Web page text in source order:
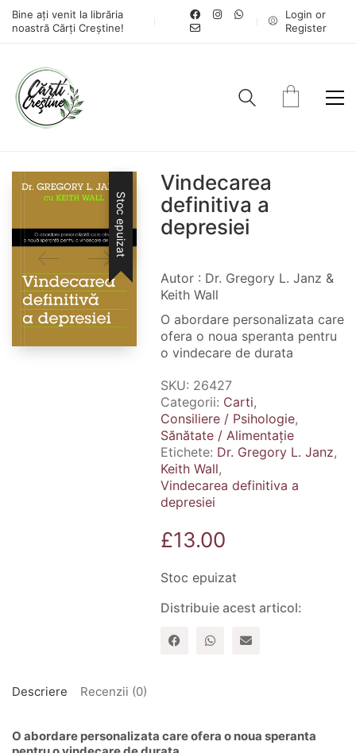
Bine ați venit la librăria
noastră Cărți Creștine!
Login or
Register
Stoc epuizat
Vindecarea
definitiva a
depresiei
Autor : Dr. Gregory L. Janz &
Keith Wall
O abordare personalizata care
ofera o noua speranta pentru
o vindecare de durata
SKU: 26427
Categorii: Carti,
Consiliere / Psihologie,
Sănătate / Alimentație
Etichete: Dr. Gregory L. Janz,
Keith Wall,
Vindecarea definitiva a
depresiei
£13.00
Stoc epuizat
Distribuie acest articol:
Descriere Recenzii (0)
O abordare personalizata care ofera o noua speranta